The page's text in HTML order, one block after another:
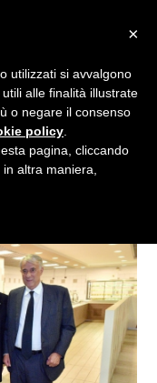
IL
AIUTA I
×
utilizzati si avvalgono
alle finalità illustrate
o negare il consenso
policy
pagina, cliccando
altra maniera,